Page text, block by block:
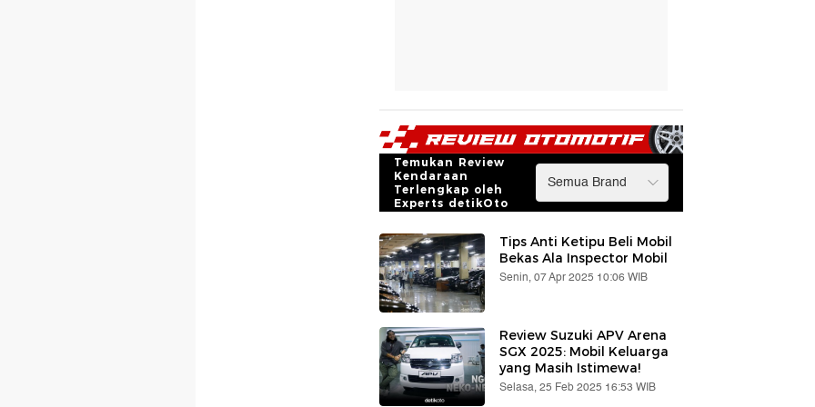
Temukan Review
Kendaraan
Terlengkap oleh
Experts detikOto
Tips Anti Ketipu Beli Mobil
Bekas Ala Inspector Mobil
Senin, 07 Apr 2025 10:06 WIB
Review Suzuki APV Arena
SGX 2025: Mobil Keluarga
yang Masih Istimewa!
Selasa, 25 Feb 2025 16:53 WIB